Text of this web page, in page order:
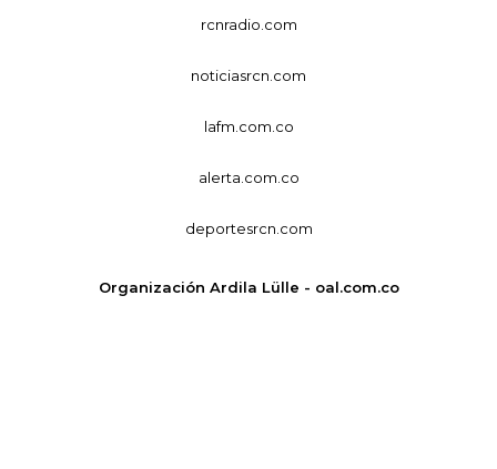
rcnradio.com
noticiasrcn.com
lafm.com.co
alerta.com.co
deportesrcn.com
Organización Ardila Lülle - oal.com.co